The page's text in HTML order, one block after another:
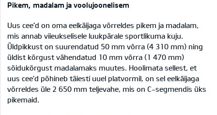
Pikem, madalam ja voolujoonelisem
Uus cee’d on oma eelkäijaga võrreldes pikem ja madalam,
mis annab viieukselisele luukpärale sportlikuma kuju.
Üldpikkust on suurendatud 50 mm võrra (4 310 mm) ning
üldist kõrgust vähendatud 10 mm võrra (1 470 mm)
sõidukõrgust madalamaks muutes. Hoolimata sellest, et
uus cee’d põhineb täiesti uuel platvormil, on sel eelkäijaga
võrreldes üle 2 650 mm teljevahe, mis on C-segmendis üks
pikemaid.